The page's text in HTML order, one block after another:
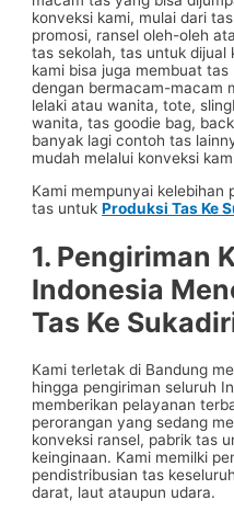
konveksi kami, mulai dari
promosi, ransel oleh-oleh
tas sekolah, tas untuk dijual
kami bisa juga membuat
dengan bermacam-macam
lelaki atau wanita, tote,
wanita, tas goodie bag,
banyak lagi contoh tas
mudah melalui konveksi
Kami mempunyai kelebihan
tas untukProduksi Tas Ke
1. Pengiriman
Indonesia
Tas Ke
Kami terletak di Bandung
hingga pengiriman seluruh
memberikan pelayanan
perorangan yang sedang
konveksi ransel, pabrik tas
keinginaan. Kami memilki
pendistribusian tas
darat, laut ataupun udara.